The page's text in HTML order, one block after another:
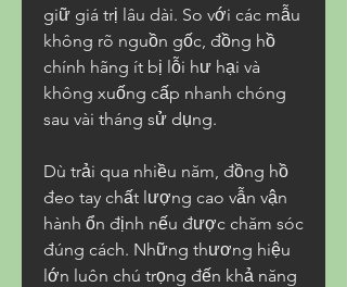
giữ giá trị lâu dài. So với các mẫu
không rõ nguồn gốc, đồng hồ
chính hãng ít bị lỗi hư hại và
không xuống cấp nhanh chóng
sau vài tháng sử dụng.
Dù trải qua nhiều năm, đồng hồ
đeo tay chất lượng cao vẫn vận
hành ổn định nếu được chăm sóc
đúng cách. Những thương hiệu
lớn luôn chú trọng đến khả năng